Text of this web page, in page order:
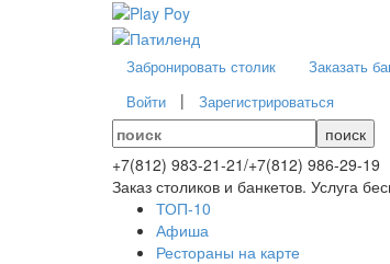
Забронировать столик
Заказать
Войти
| Зарегистрироваться
поиск
+7(812) 983-21-21/+7(812) 986-29-19
Заказ столиков и банкетов. Услуга
ТОП-10
Афиша
Рестораны на карте